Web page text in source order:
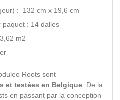
: 132 cm x 19,6 cm
paquet : 14 dalles
m2
Roots sont
et testées en Belgique . De la
en passant par la conception